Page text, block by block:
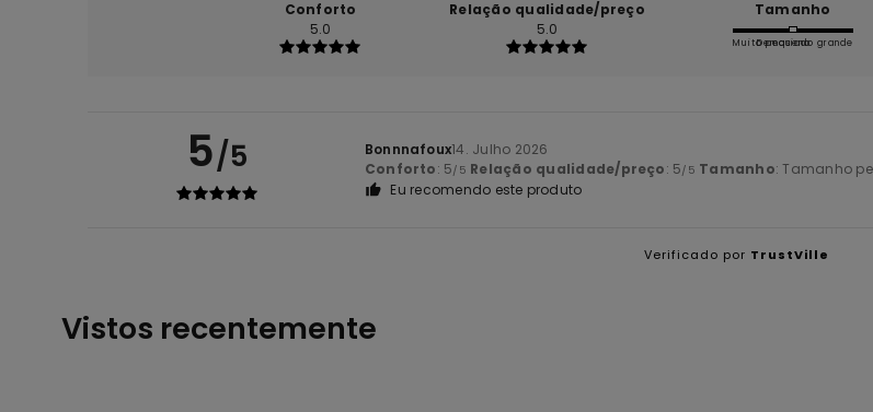
Conforto
5.0
Relação qualidade/preço
5.0
Tamanho
Muito pequeno
Demasiado grande
5/5 Bonnnafoux14. Julho 2026
Conforto: 5/5 Relação qualidade/preço: 5/5 Tamanho: Tamanho
Eu recomendo este produto
Verificado por TrustVille
Vistos recentemente